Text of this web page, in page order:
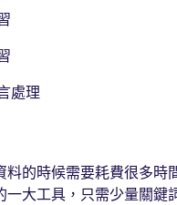
處理
料的時候需要耗費很多
大工具，只需少量關